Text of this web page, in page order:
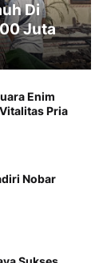
Di
Juta
Enim
Pria
Nobar